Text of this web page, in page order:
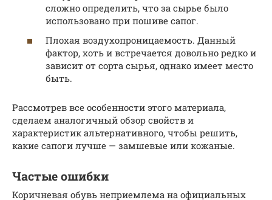
сложно определить, что за сырье было
использовано при пошиве сапог.
Плохая воздухопроницаемость. Данный
фактор, хоть и встречается довольно редко и
зависит от сорта сырья, однако имеет место
быть.
Рассмотрев все особенности этого материала,
сделаем аналогичный обзор свойств и
характеристик альтернативного, чтобы решить,
какие сапоги лучше — замшевые или кожаные.
Частые ошибки
Коричневая обувь неприемлема на официальных